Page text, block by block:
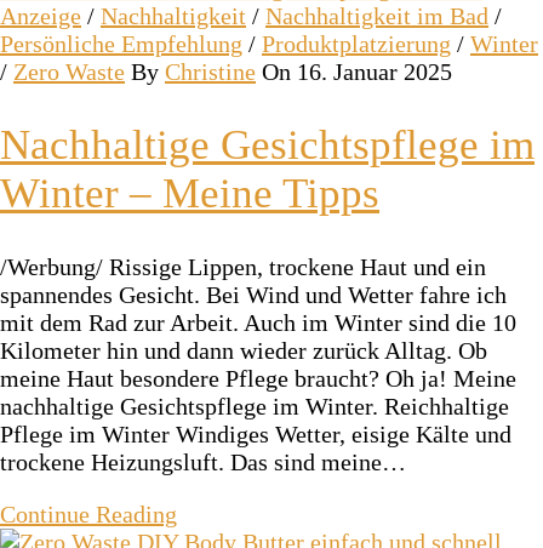
Anzeige / Nachhaltigkeit / Nachhaltigkeit im Bad /
Persönliche Empfehlung / Produktplatzierung / Winter
/ Zero Waste By Christine On 16. Januar 2025
Nachhaltige Gesichtspflege im
Winter – Meine Tipps
/Werbung/ Rissige Lippen, trockene Haut und ein
spannendes Gesicht. Bei Wind und Wetter fahre ich
mit dem Rad zur Arbeit. Auch im Winter sind die 10
Kilometer hin und dann wieder zurück Alltag. Ob
meine Haut besondere Pflege braucht? Oh ja! Meine
nachhaltige Gesichtspflege im Winter. Reichhaltige
Pflege im Winter Windiges Wetter, eisige Kälte und
trockene Heizungsluft. Das sind meine…
Continue Reading